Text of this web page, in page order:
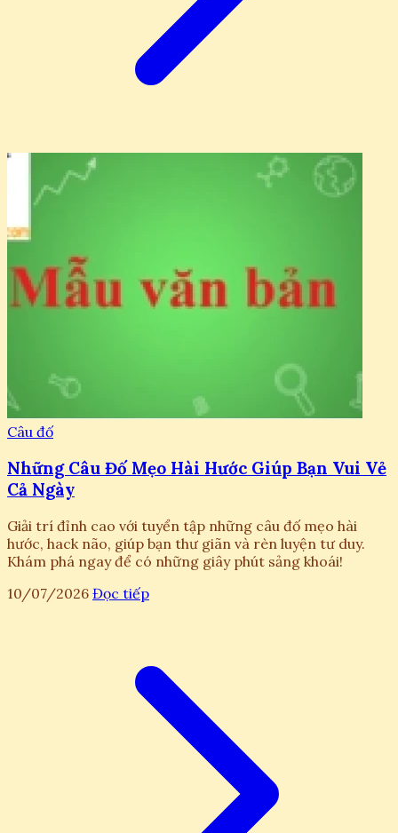
Câu đố
Những Câu Đố Mẹo Hài Hước Giúp Bạn Vui Vẻ
Cả Ngày
Giải trí đỉnh cao với tuyển tập những câu đố mẹo hài
hước, hack não, giúp bạn thư giãn và rèn luyện tư duy.
Khám phá ngay để có những giây phút sảng khoái!
10/07/2026 Đọc tiếp